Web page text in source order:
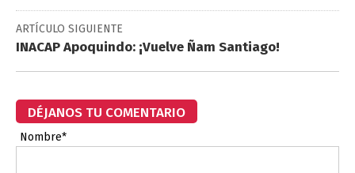
ARTÍCULO SIGUIENTE
INACAP Apoquindo: ¡Vuelve Ñam Santiago!
DÉJANOS TU COMENTARIO
Nombre*